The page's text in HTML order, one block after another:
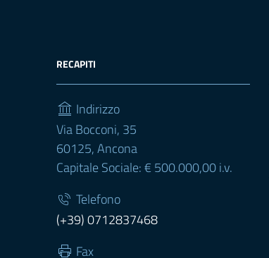
RECAPITI
Indirizzo
Via Bocconi, 35
60125, Ancona
Capitale Sociale: € 500.000,00 i.v.
Telefono
(+39) 0712837468
Fax